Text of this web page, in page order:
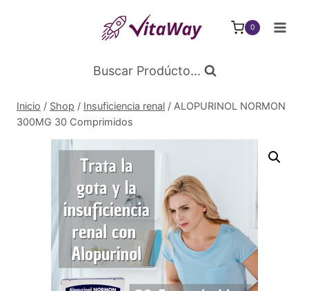
0
Buscar Prodúcto...
Inicio / Shop / Insuficiencia renal / ALOPURINOL NORMON
300MG 30 Comprimidos